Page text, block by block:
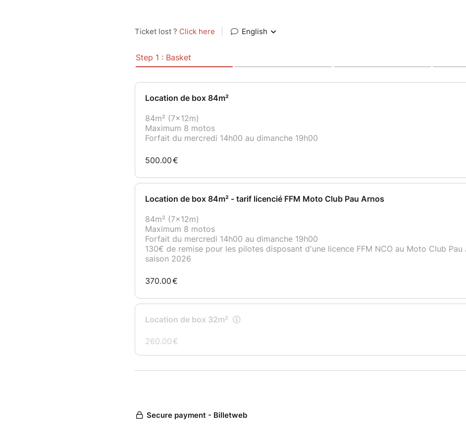
Ticket lost ? Click here English
Step 1 : Basket
Location de box 84m²
84m² (7x12m)
Maximum 8 motos
Forfait du mercredi 14h00 au dimanche 19h00
500.00€
Location de box 84m² - tarif licencié FFM Moto Club Pau Arnos
84m² (7x12m)
Maximum 8 motos
Forfait du mercredi 14h00 au dimanche 19h00
130€ de remise pour les pilotes disposant d'une licence FFM NCO au Moto Club Pau
saison 2026
370.00€
Location de box 32m²
260.00 €
Secure payment - Billetweb